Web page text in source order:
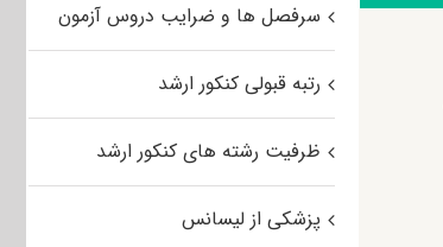
سرفصل ها و ضرایب دروس آزمون
رتبه قبولی کنکور ارشد
ظرفیت رشته های کنکور ارشد
پزشکی از لیسانس